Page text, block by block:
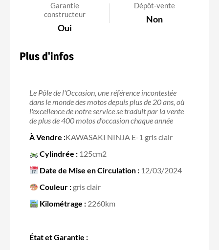
Garantie
constructeur
Oui
Dépôt-vente
Non
Plus d'infos
Le Pôle de l'Occasion, une référence incontestée
dans le monde des motos depuis plus de 20 ans, où
l'excellence de notre service se traduit par la vente
de plus de 400 motos d'occasion chaque année
À Vendre :KAWASAKI NINJA E-1 gris clair
Cylindrée : 125cm2
Date de Mise en Circulation : 12/03/2024
Couleur : gris clair
Kilométrage : 2260km
État et Garantie :